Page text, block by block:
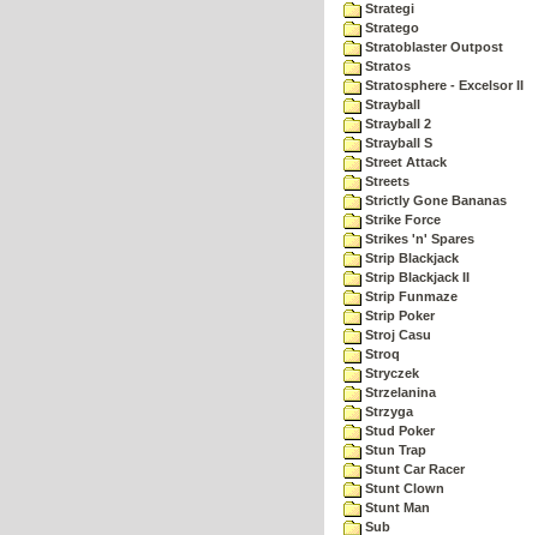
Strategi
Stratego
Stratoblaster Outpost
Stratos
Stratosphere - Excelsor II
Strayball
Strayball 2
Strayball S
Street Attack
Streets
Strictly Gone Bananas
Strike Force
Strikes 'n' Spares
Strip Blackjack
Strip Blackjack II
Strip Funmaze
Strip Poker
Stroj Casu
Stroq
Stryczek
Strzelanina
Strzyga
Stud Poker
Stun Trap
Stunt Car Racer
Stunt Clown
Stunt Man
Sub